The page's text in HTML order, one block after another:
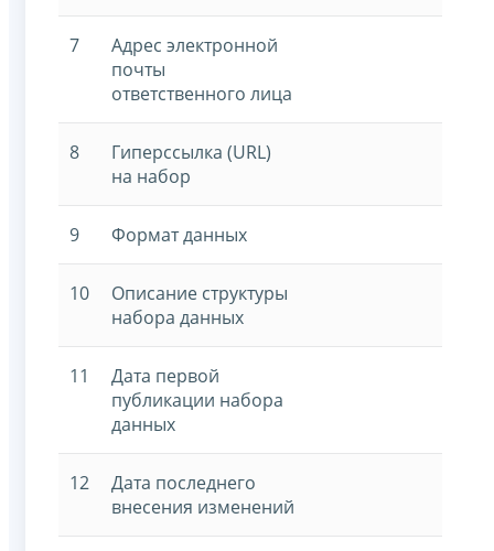
7
Адрес электронной
почты
ответственного лица
8
Гиперссылка (URL)
на набор
9 Формат данных
10
Описание структуры
набора данных
11
Дата первой
публикации набора
данных
12
Дата последнего
внесения изменений